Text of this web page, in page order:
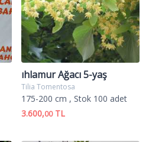
ıhlamur Ağacı 5-yaş
Tilia Tomentosa
175-200 cm , Stok 100 adet
3.600,00TL